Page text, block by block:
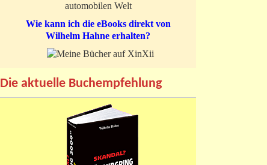
automobilen Welt
Wie kann ich die eBooks direkt von
Wilhelm Hahne erhalten?
Die aktuelle Buchempfehlung